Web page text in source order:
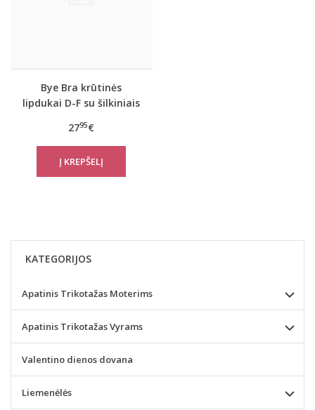
Bye Bra krūtinės
lipdukai D-F su šilkiniais
2795€
KATEGORIJOS
Apatinis Trikotažas Moterims
Apatinis Trikotažas Vyrams
Valentino dienos dovana
Liemenėlės